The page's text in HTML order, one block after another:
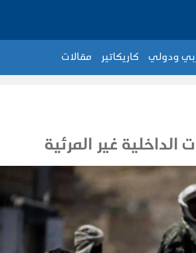
ودولي كاريكاتير مقالات
غير المرئية